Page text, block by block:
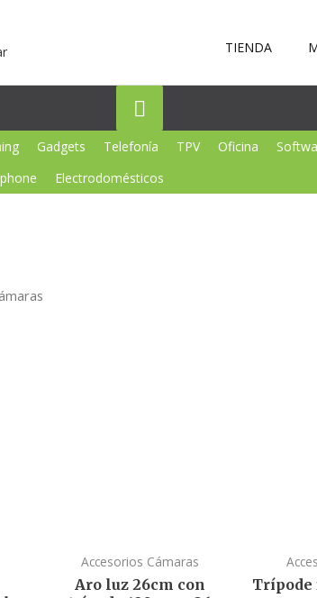
TIENDA
Gadgets Telefonía TPV Oficina
Electrodomésticos
Accesorios Cámaras
Aro luz 26cm con
Trípode